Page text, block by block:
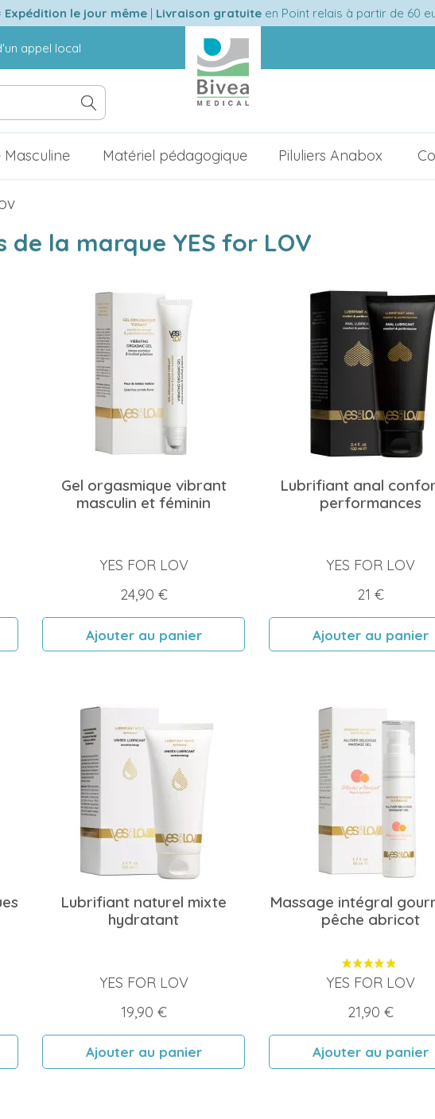
Expédition le jour même| Livraison gratuiteen Point relais à partir de 60
appel local
Masculine Matériel pédagogique Piluliers Anabox
de la marque YES for LOV
Gel orgasmique vibrant
masculin et féminin
YES FOR LOV
Prix
24,90 €
Ajouter au panier
Lubrifiant anal
performances
YES FOR LOV
Prix
21 €
Ajouter au panier
Lubrifiant naturel mixte
hydratant
YES FOR LOV
Prix
19,90 €
Ajouter au panier
Massage intégral
pêche abricot
YES FOR LOV
Prix
21,90 €
Ajouter au panier